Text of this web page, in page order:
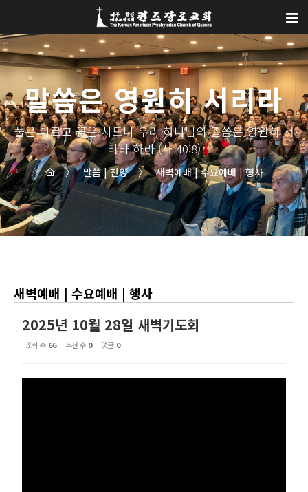
말씀은 영원히 서리라
풀은 마르고 꽃은 시드나 우리 하나님의 말씀은 영원히 서
리라 하라 (사 40:8)
〉 말씀 | 찬양 〉 새벽예배 | 수요예배 | 행사
새벽예배 | 수요예배 | 행사
2025년 10월 28일 새벽기도회
조회 수 66 추천 수 0 댓글 0